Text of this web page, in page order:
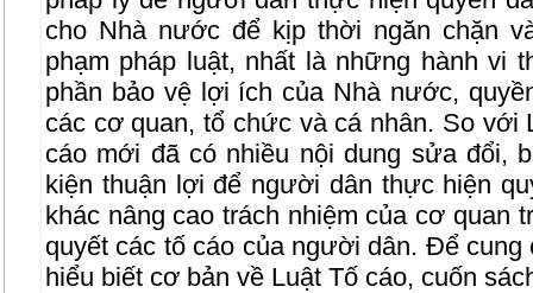
cho Nhà nước để kịp thời ngăn chặn
phạm pháp luật, nhất là những hành vi
phần bảo vệ lợi ích của Nhà nước,
các cơ quan, tổ chức và cá nhân. So với
cáo mới đã có nhiều nội dung sửa đổi,
kiện thuận lợi để người dân thực hiện
khác nâng cao trách nhiệm của cơ quan
quyết các tố cáo của người dân. Để
hiểu biết cơ bản về Luật Tố cáo, cuốn